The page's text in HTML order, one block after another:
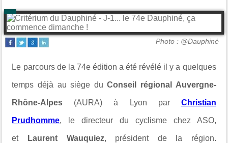
Photo : @Dauphiné
Le parcours de la 74e édition a été révélé il y a quelques
temps déjà au siège duConseil régional Auvergne-
Rhône-Alpes (AURA) à Lyon par Christian
Prudhomme, le directeur du cyclisme chez ASO,
et Laurent Wauquiez, président de la région.